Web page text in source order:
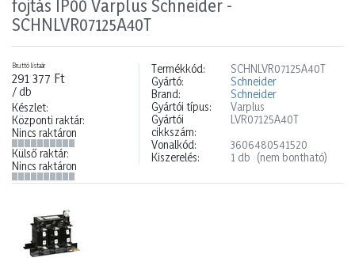
fojtás IP00 Varplus Schneider -
SCHNLVR07125A40T
Bruttó listaár
291 377 Ft
/ db
Készlet:
Központi raktár:
Nincs raktáron
Külső raktár:
Nincs raktáron
Termékkód:
SCHNLVR07125A40T
Gyártó:
Schneider
Brand:
Schneider
Gyártói típus:
Varplus
Gyártói
cikkszám:
LVR07125A40T
Vonalkód:
3606480541520
Kiszerelés:
1 db (nem bontható)